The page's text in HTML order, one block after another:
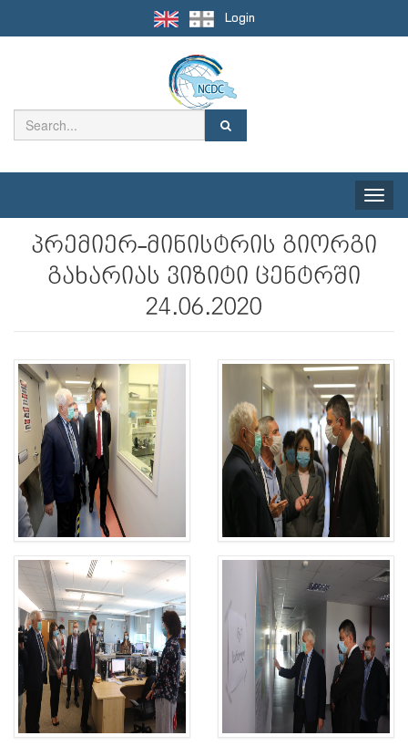
Login
Toggle
პრემიერ-მინისტრის გიორგი
გახარიას ვიზიტი ცენტრში
24.06.2020